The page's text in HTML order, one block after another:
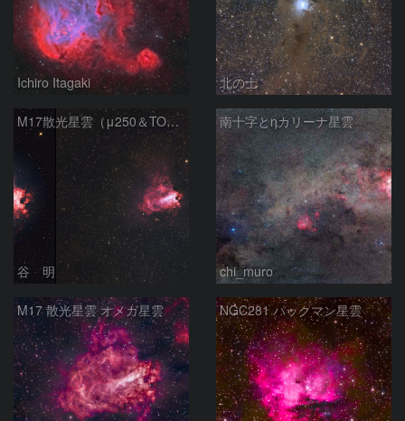
Ichiro Itagaki 北の士
M17散光星雲（μ250＆TOA130）
谷 明
南十字とηカリーナ星雲
chi_muro
M17 散光星雲 オメガ星雲 NGC281 パックマン星雲